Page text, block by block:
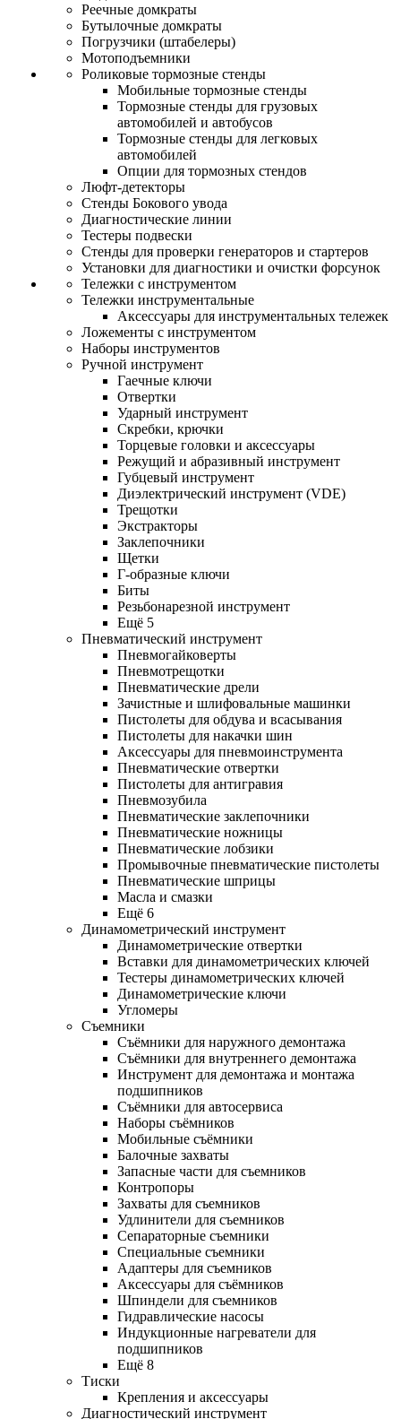
Реечные домкраты
Бутылочные домкраты
Погрузчики (штабелеры)
Мотоподъемники
Роликовые тормозные стенды
Мобильные тормозные стенды
Тормозные стенды для грузовых
автомобилей и автобусов
Тормозные стенды для легковых
автомобилей
Опции для тормозных стендов
Люфт-детекторы
Стенды Бокового увода
Диагностические линии
Тестеры подвески
Стенды для проверки генераторов и стартеров
Установки для диагностики и очистки форсунок
Тележки с инструментом
Тележки инструментальные
Аксессуары для инструментальных тележек
Ложементы с инструментом
Наборы инструментов
Ручной инструмент
Гаечные ключи
Отвертки
Ударный инструмент
Скребки, крючки
Торцевые головки и аксессуары
Режущий и абразивный инструмент
Губцевый инструмент
Диэлектрический инструмент (VDE)
Трещотки
Экстракторы
Заклепочники
Щетки
Г-образные ключи
Биты
Резьбонарезной инструмент
Ещё 5
Пневматический инструмент
Пневмогайковерты
Пневмотрещотки
Пневматические дрели
Зачистные и шлифовальные машинки
Пистолеты для обдува и всасывания
Пистолеты для накачки шин
Аксессуары для пневмоинструмента
Пневматические отвертки
Пистолеты для антигравия
Пневмозубила
Пневматические заклепочники
Пневматические ножницы
Пневматические лобзики
Промывочные пневматические пистолеты
Пневматические шприцы
Масла и смазки
Ещё 6
Динамометрический инструмент
Динамометрические отвертки
Вставки для динамометрических ключей
Тестеры динамометрических ключей
Динамометрические ключи
Угломеры
Съемники
Съёмники для наружного демонтажа
Съёмники для внутреннего демонтажа
Инструмент для демонтажа и монтажа
подшипников
Съёмники для автосервиса
Наборы съёмников
Мобильные съёмники
Балочные захваты
Запасные части для съемников
Контропоры
Захваты для съемников
Удлинители для съемников
Сепараторные съемники
Специальные съемники
Адаптеры для съемников
Аксессуары для съёмников
Шпиндели для съемников
Гидравлические насосы
Индукционные нагреватели для
подшипников
Ещё 8
Тиски
Крепления и аксессуары
Диагностический инструмент